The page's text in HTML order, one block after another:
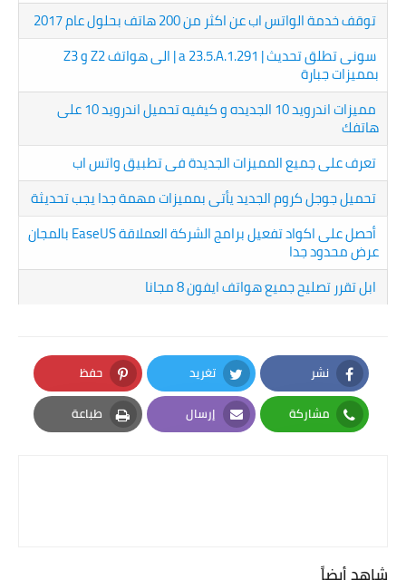
توقف خدمة الواتس اب عن اكثر من 200 هاتف بحلول عام 2017
سونى تطلق تحديث | a 23.5.A.1.291 | الى هواتف Z2 و Z3
بمميزات جبارة
مميزات اندرويد 10 الجديده و كيفيه تحميل اندرويد 10 على
هاتفك
تعرف على جميع المميزات الجديدة فى تطبيق واتس اب
تحميل جوجل كروم الجديد يأتى بمميزات مهمة جدا يجب تحديثة
أحصل على اكواد تفعيل برامج الشركة العملاقة EaseUS بالمجان
عرض محدود جدا
ابل تقرر تصليح جميع هواتف ايفون 8 مجانا
نشر
Facebook
تغريد
Twitter
حفظ
Pinterest
مشاركة
Whatsapp
إرسال
Email
طباعة
Print